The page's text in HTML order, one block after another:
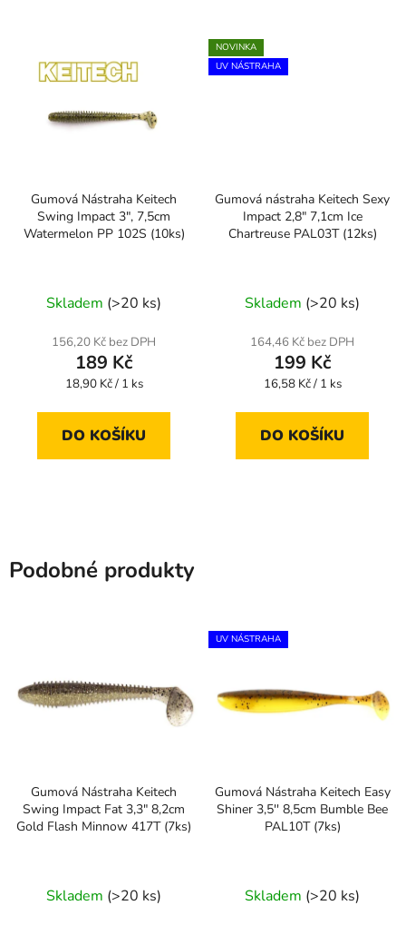
Gumová Nástraha Keitech
Swing Impact 3", 7,5cm
Watermelon PP 102S (10ks)
Skladem (>20 ks)
156,20 Kč bez DPH
189 Kč
Měrná
18,90 Kč / 1 ks
DO KOŠÍKU
NOVINKA
UV NÁSTRAHA
Gumová nástraha Keitech Sexy
Impact 2,8" 7,1cm Ice
Chartreuse PAL03T (12ks)
Skladem (>20 ks)
164,46 Kč bez DPH
199 Kč
Měrná
16,58 Kč / 1 ks
DO KOŠÍKU
Podobné produkty
Gumová Nástraha Keitech
Swing Impact Fat 3,3" 8,2cm
Gold Flash Minnow 417T (7ks)
Skladem (>20 ks)
UV NÁSTRAHA
Gumová Nástraha Keitech Easy
Shiner 3,5'' 8,5cm Bumble Bee
PAL10T (7ks)
Skladem (>20 ks)